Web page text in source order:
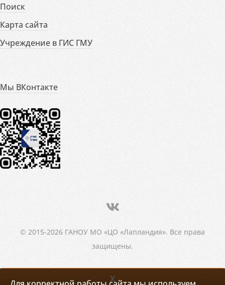
Поиск
Карта сайта
Учреждение в ГИС ГМУ
Мы ВКонтакте
© 2015-2026 ГАНОУ МО «ЦО «Лапландия». Все права
защищены.
X